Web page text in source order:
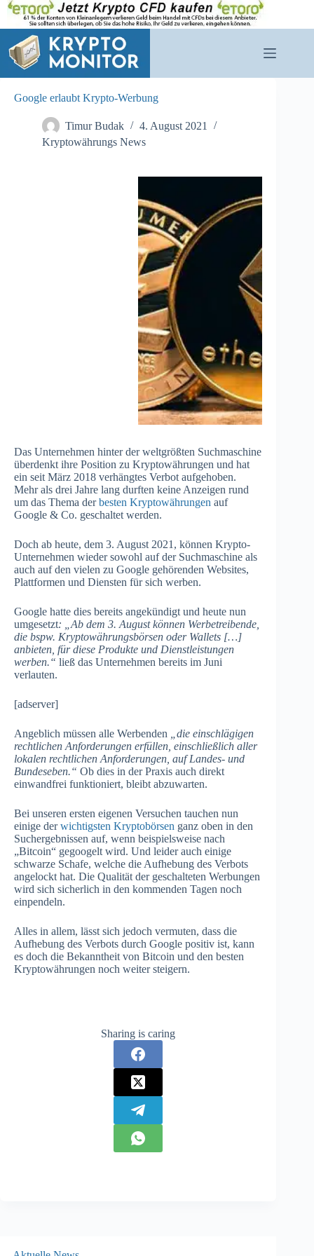
Zum
Inhalt
springen
Google erlaubt Krypto-Werbung
Timur Budak
4. August 2021
Kryptowährungs News
Das Unternehmen hinter der weltgrößten Suchmaschine
überdenkt ihre Position zu Kryptowährungen und hat
ein seit März 2018 verhängtes Verbot aufgehoben.
Mehr als drei Jahre lang durften keine Anzeigen rund
um das Thema derbesten Kryptowährungen auf
Google & Co. geschaltet werden.
Doch ab heute, dem 3. August 2021, können Krypto-
Unternehmen wieder sowohl auf der Suchmaschine als
auch auf den vielen zu Google gehörenden Websites,
Plattformen und Diensten für sich werben.
Google hatte dies bereits angekündigt und heute nun
umgesetzt: „Ab dem 3. August können Werbetreibende,
die bspw. Kryptowährungsbörsen oder Wallets […]
anbieten, für diese Produkte und Dienstleistungen
werben.“ ließ das Unternehmen bereits im Juni
verlauten.
[adserver]
Angeblich müssen alle Werbenden
„die einschlägigen
rechtlichen Anforderungen erfüllen, einschließlich aller
lokalen rechtlichen Anforderungen, auf Landes- und
Bundeseben.“ Ob dies in der Praxis auch direkt
einwandfrei funktioniert, bleibt abzuwarten.
Bei unseren ersten eigenen Versuchen tauchen nun
einige derwichtigsten Kryptobörsen ganz oben in den
Suchergebnissen auf, wenn beispielsweise nach
„Bitcoin“ gegoogelt wird. Und leider auch einige
schwarze Schafe, welche die Aufhebung des Verbots
angelockt hat. Die Qualität der geschalteten Werbungen
wird sich sicherlich in den kommenden Tagen noch
einpendeln.
Alles in allem, lässt sich jedoch vermuten, dass die
Aufhebung des Verbots durch Google positiv ist, kann
es doch die Bekanntheit von Bitcoin und den besten
Kryptowährungen noch weiter steigern.
Sharing is caring